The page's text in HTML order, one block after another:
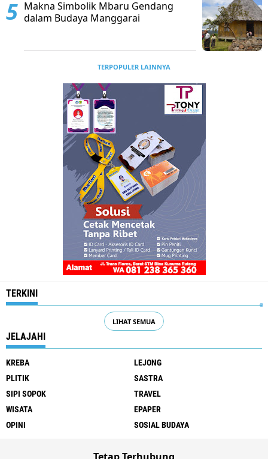
Makna Simbolik Mbaru Gendang
dalam Budaya Manggarai
TERPOPULER LAINNYA
TERKINI
LIHAT SEMUA
JELAJAHI
KREBA
LEJONG
PLITIK
SASTRA
SIPI SOPOK
TRAVEL
WISATA
EPAPER
OPINI
SOSIAL BUDAYA